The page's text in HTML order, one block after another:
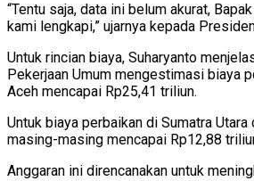
“Tentu saja, data ini belum akurat,
kami lengkapi,” ujarnya kepada
Untuk rincian biaya, Suharyanto
Pekerjaan Umum mengestimasi biaya
Aceh mencapai Rp25,41 triliun.
Untuk biaya perbaikan di Sumatra Utara
masing-masing mencapai Rp12,88
Anggaran ini direncanakan untuk